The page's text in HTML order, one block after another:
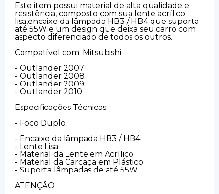
Este item possui material de alta qualidade e
resistência, composto com sua lente acrílico
lisa,encaixe da lâmpada HB3 / HB4 que suporta
até 55W e um design que deixa seu carro com
aspecto diferenciado de todos os outros.
Compatível com: Mitsubishi
- Outlander 2007
- Outlander 2008
- Outlander 2009
- Outlander 2010
Especificações Técnicas:
- Foco Duplo
- Encaixe da lâmpada HB3 / HB4
- Lente Lisa
- Material da Lente em Acrílico
- Material da Carcaça em Plástico
- Suporta lâmpadas de até 55W
ATENÇÃO